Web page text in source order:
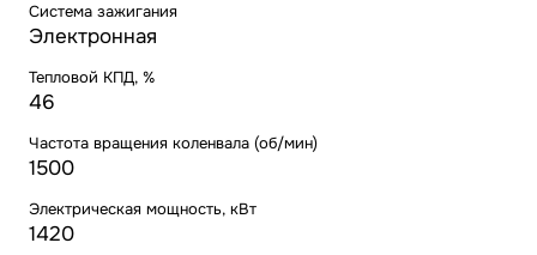
Система зажигания
Электронная
Тепловой КПД, %
46
Частота вращения коленвала (об/мин)
1500
Электрическая мощность, кВт
1420